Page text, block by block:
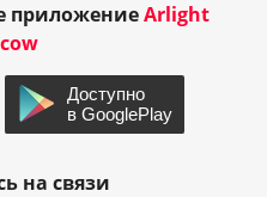
приложениеArlight
на связи